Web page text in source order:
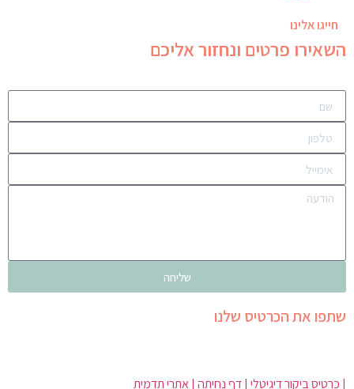
חייגו אלינו
השאירו פרטים ונחזור אליכם
שליחה
שתפו את הכרטיס שלנו
| כרטיס ביקור דיגיטלי | דף נחיתה | אתרי תדמית